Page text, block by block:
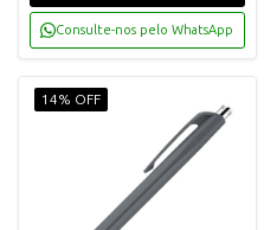
Consulte-nos pelo WhatsApp
14% OFF